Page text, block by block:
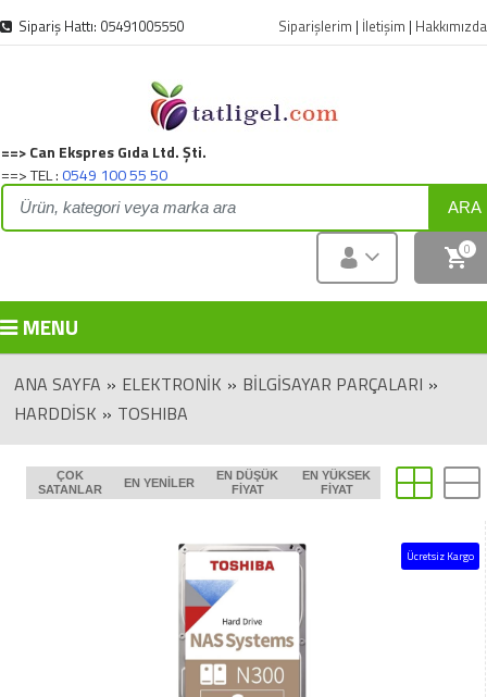
Sipariş Hattı: 05491005550 Siparişlerim | İletişim | Hakkımızda
Can Ekspres Gıda Ltd. Şti.
TEL :0549 100 55 50
ARA
0
MENU
ANA SAYFA » ELEKTRONIK » BİLGİSAYAR PARÇALARI »
HARDDISK » TOSHIBA
ÇOK
SATANLAR
EN YENILER
EN DÜŞÜK
FIYAT
EN YÜKSEK
FIYAT
Ücretsiz Kargo